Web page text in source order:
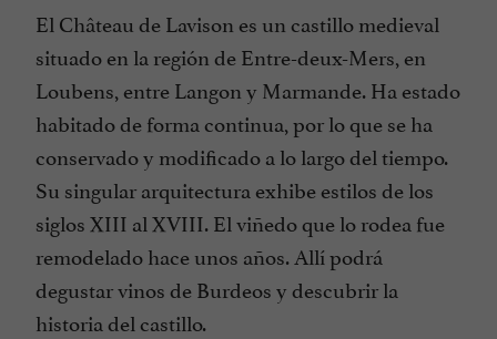
El Château de Lavison es un castillo medieval
situado en la región de Entre-deux-Mers, en
Loubens, entre Langon y Marmande. Ha estado
habitado de forma continua, por lo que se ha
conservado y modificado a lo largo del tiempo.
Su singular arquitectura exhibe estilos de los
siglos XIII al XVIII. El viñedo que lo rodea fue
remodelado hace unos años. Allí podrá
degustar vinos de Burdeos y descubrir la
historia del castillo.